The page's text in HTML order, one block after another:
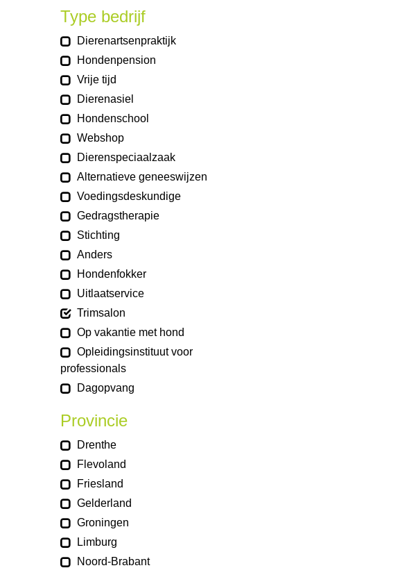
Type bedrijf
Dierenartsenpraktijk
Hondenpension
Vrije tijd
Dierenasiel
Hondenschool
Webshop
Dierenspeciaalzaak
Alternatieve geneeswijzen
Voedingsdeskundige
Gedragstherapie
Stichting
Anders
Hondenfokker
Uitlaatservice
Trimsalon
Op vakantie met hond
Opleidingsinstituut voor
professionals
Dagopvang
Provincie
Drenthe
Flevoland
Friesland
Gelderland
Groningen
Limburg
Noord-Brabant